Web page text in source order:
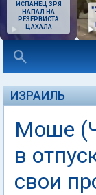
ИСПАНЕЦ ЗРЯ
НАПАЛ НА
РЕЗЕРВИСТА
ЦАХАЛА
ИЗРАИЛЬ
Моше
в
свои